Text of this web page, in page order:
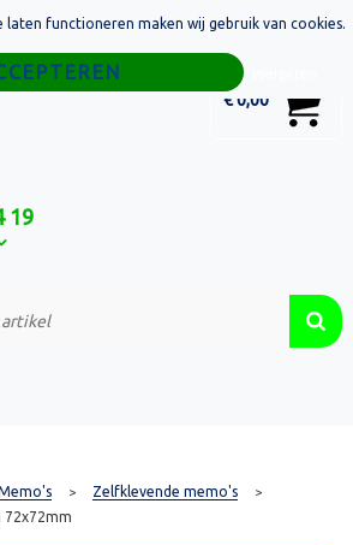
€ 0,00
19
> Zelfklevende memo's >
72x72mm
laten functioneren maken wij gebruik van cookies.